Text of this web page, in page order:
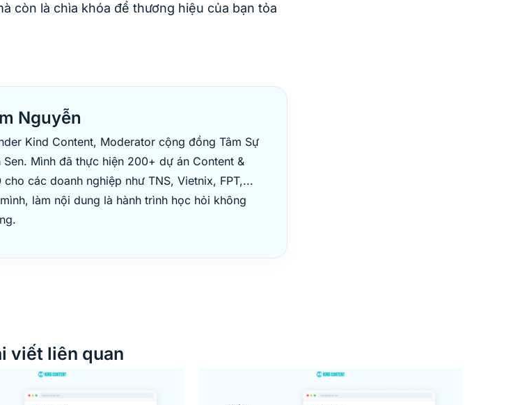
còn là chìa khóa để thương hiệu của bạn tỏa
Nguyễn
Kind Content, Moderator cộng đồng Tâm Sự
Sen. Mình đã thực hiện 200+ dự án Content &
cho các doanh nghiệp như TNS, Vietnix, FPT,...
làm nội dung là hành trình học hỏi không
viết liên quan